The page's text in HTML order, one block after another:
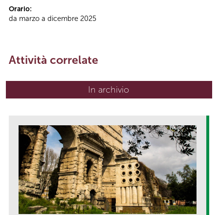
Orario:
da marzo a dicembre 2025
Attività correlate
In archivio